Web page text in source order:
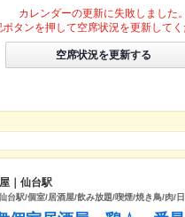
カレンダーの更新に失敗しました。
ボタンを押して空席状況を更新してく
空席状況を更新する
｜仙台駅
台駅/個室/居酒屋/飲み放題/喫煙/焼き鳥/肉/